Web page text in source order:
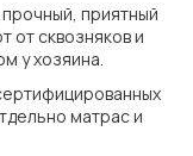
приятный
от сквозняков и
у хозяина.
матрас и